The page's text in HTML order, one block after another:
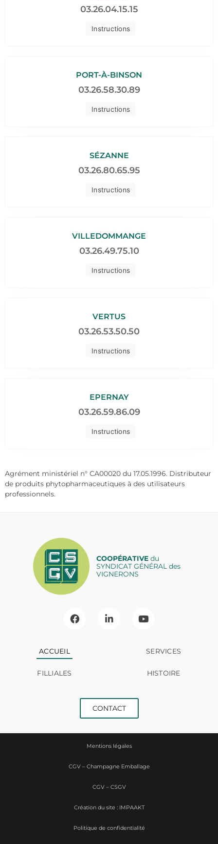
Instructions
03.26.04.15.15
Instructions
PORT-À-BINSON
03.26.58.30.89
Instructions
SÉZANNE
03.26.80.65.95
Instructions
VILLEDOMMANGE
03.26.49.75.10
Instructions
VERTUS
03.26.53.50.50
Instructions
EPERNAY
03.26.59.86.09
Agrément ministériel n° CA00020 du 17.05.1996. Distributeur
de produits phytopharmaceutiques à des utilisateurs
professionnels.
COOPÉRATIVEdu
SYNDICAT GÉNÉRAL des
VIGNERONS
ACCUEIL SERVICES
FILLIALES HISTOIRE
CONTACT
Mentions légales
CGV – Champagne Emballage
CGV – CSGV
Politique de confidentialité
Création du site : IMPAAKT